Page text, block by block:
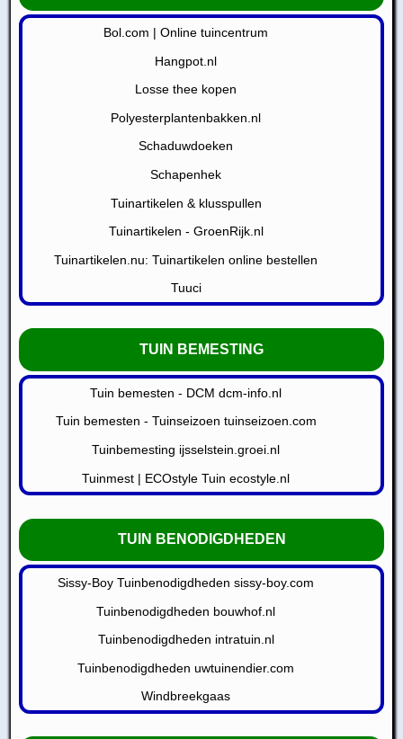
Bol.com | Online tuincentrum
Hangpot.nl
Losse thee kopen
Polyesterplantenbakken.nl
Schaduwdoeken
Schapenhek
Tuinartikelen & klusspullen
Tuinartikelen - GroenRijk.nl
Tuinartikelen.nu: Tuinartikelen online bestellen
Tuuci
TUIN BEMESTING
Tuin bemesten - DCM dcm-info.nl
Tuin bemesten - Tuinseizoen tuinseizoen.com
Tuinbemesting ijsselstein.groei.nl
Tuinmest | ECOstyle Tuin ecostyle.nl
TUIN BENODIGDHEDEN
Sissy-Boy Tuinbenodigdheden sissy-boy.com
Tuinbenodigdheden bouwhof.nl
Tuinbenodigdheden intratuin.nl
Tuinbenodigdheden uwtuinendier.com
Windbreekgaas